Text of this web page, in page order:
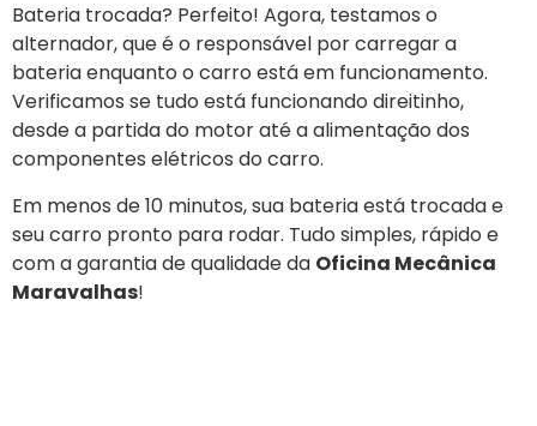
Bateria trocada? Perfeito! Agora, testamos o
alternador, que é o responsável por carregar a
bateria enquanto o carro está em funcionamento.
Verificamos se tudo está funcionando direitinho,
desde a partida do motor até a alimentação dos
componentes elétricos do carro.
Em menos de 10 minutos, sua bateria está trocada e
seu carro pronto para rodar. Tudo simples, rápido e
com a garantia de qualidade da Oficina Mecânica
Maravalhas!